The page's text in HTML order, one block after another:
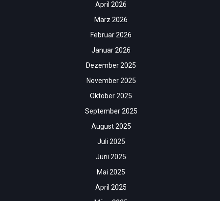
April 2026
März 2026
Februar 2026
Januar 2026
Dezember 2025
November 2025
Oktober 2025
September 2025
August 2025
Juli 2025
Juni 2025
Mai 2025
April 2025